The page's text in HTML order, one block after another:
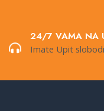
24/7 VAMA NA
Imate Upit